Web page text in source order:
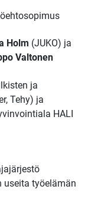
Holm (JUKO) ja
Valtonen
ja
Tehy) ja
HALI
useita työelämän